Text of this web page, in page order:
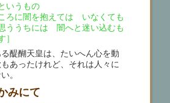
いうもの
闇を抱えては いなくても
うちには 闇へと迷い込むも
］
醍醐天皇は、たいへん心を動
あったけれど、それは人々に
。
みにて